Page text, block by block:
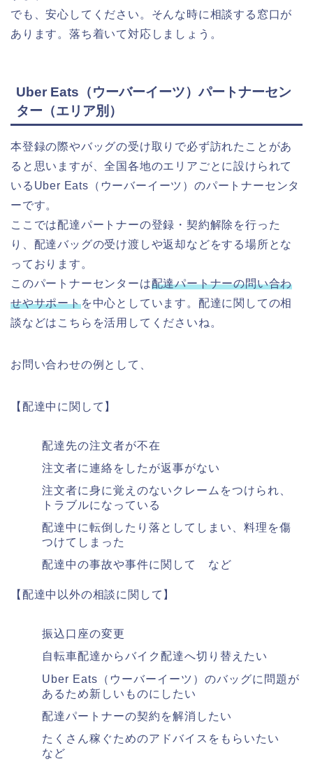
でも、安心してください。そんな時に相談する窓口が
あります。落ち着いて対応しましょう。
Uber Eats（ウーバーイーツ）パートナーセン
ター（エリア別）
本登録の際やバッグの受け取りで必ず訪れたことがあ
ると思いますが、全国各地のエリアごとに設けられて
いるUber Eats（ウーバーイーツ）のパートナーセンタ
ーです。
ここでは配達パートナーの登録・契約解除を行った
り、配達バッグの受け渡しや返却などをする場所とな
っております。
このパートナーセンターは配達パートナーの問い合わ
せやサポートを中心としています。配達に関しての相
談などはこちらを活用してくださいね。
お問い合わせの例として、
【配達中に関して】
配達先の注文者が不在
注文者に連絡をしたが返事がない
注文者に身に覚えのないクレームをつけられ、
トラブルになっている
配達中に転倒したり落としてしまい、料理を傷
つけてしまった
配達中の事故や事件に関して など
【配達中以外の相談に関して】
振込口座の変更
自転車配達からバイク配達へ切り替えたい
Uber Eats（ウーバーイーツ）のバッグに問題が
あるため新しいものにしたい
配達パートナーの契約を解消したい
たくさん稼ぐためのアドバイスをもらいたい
など